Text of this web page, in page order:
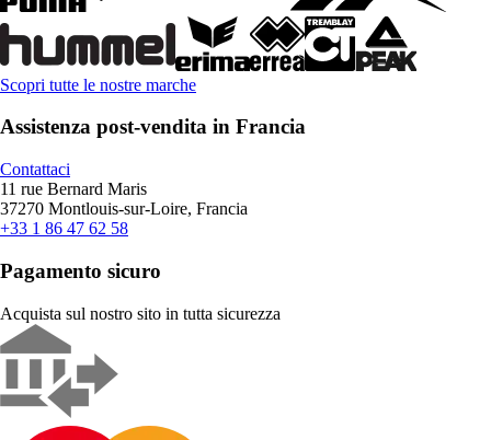
Scopri tutte le nostre marche
Assistenza post-vendita in Francia
Contattaci
11 rue Bernard Maris
37270 Montlouis-sur-Loire, Francia
+33 1 86 47 62 58
Pagamento sicuro
Acquista sul nostro sito in tutta sicurezza